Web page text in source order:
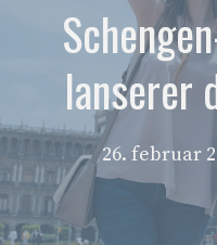
lanserer
26. februar